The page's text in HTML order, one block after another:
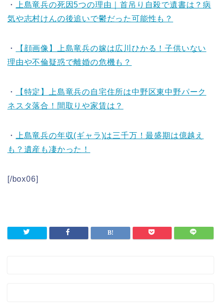
・
上島竜兵の死因5つの理由｜首吊り自殺で遺書は？病
気や志村けんの後追いで鬱だった可能性も？
・
【顔画像】上島竜兵の嫁は広川ひかる！子供いない
理由や不倫疑惑で離婚の危機も？
・
【特定】上島竜兵の自宅住所は中野区東中野パーク
ネスタ落合！間取りや家賃は？
・
上島竜兵の年収(ギャラ)は三千万！最盛期は億越え
も？遺産も凄かった！
[/box06]